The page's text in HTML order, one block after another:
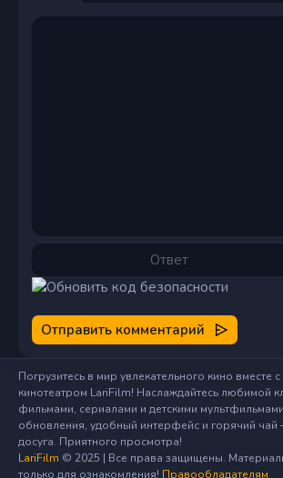
Отправить комментарий
Погрузитесь в мир увлекательного кино вместе
кинотеатром LariFilm! Наслаждайтесь любимой
фильмами, сериалами и детскими
обновления, удобный интерфейс и горячий чай
досуга. Приятного просмотра!
LariFilm © 2025 | Все права защищены.
только для ознакомления! Правообладателям